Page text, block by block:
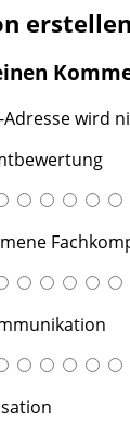
Adresse wird